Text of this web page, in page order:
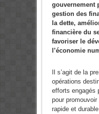
gouvernement
gestion des
la dette,
financière du
favoriser le
l’économie
Il s’agit de la
opérations
efforts engagés
pour
rapide et